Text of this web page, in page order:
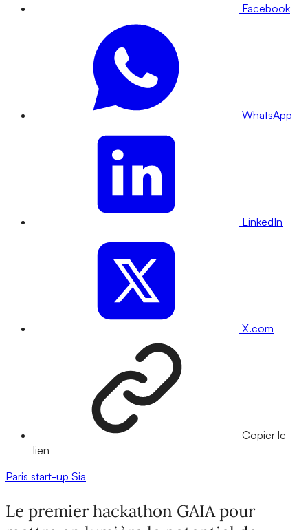
Facebook
WhatsApp
LinkedIn
X.com
Copier le
lien
Paris start-up Sia
Le premier hackathon GAIA pour